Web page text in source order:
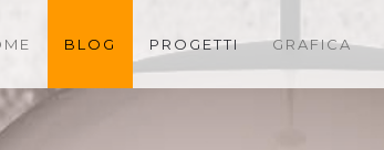
BLOG PROGETTI GRAFICA